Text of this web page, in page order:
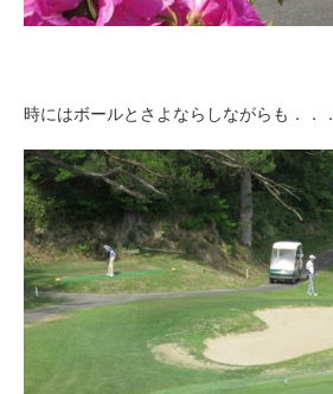
時にはボールとさよならしながらも．．．